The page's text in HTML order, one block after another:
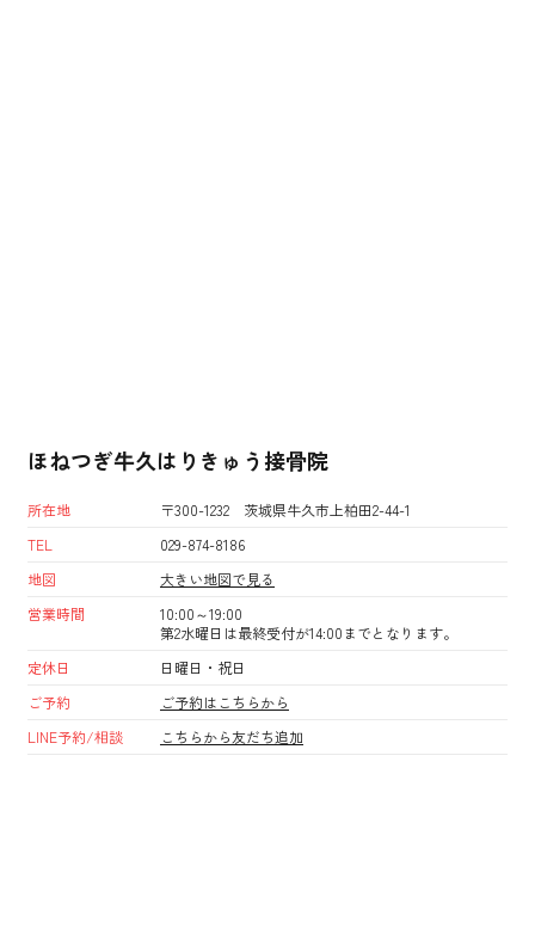
ほねつぎ牛久はりきゅう接骨院
所在地
〒300-1232 茨城県牛久市上柏田2-44-1
TEL
029-874-8186
地図
大きい地図で見る
営業時間
10:00～19:00
第2水曜日は最終受付が14:00までとなります。
定休日
日曜日・祝日
ご予約
ご予約はこちらから
LINE予約/相談
こちらから友だち追加